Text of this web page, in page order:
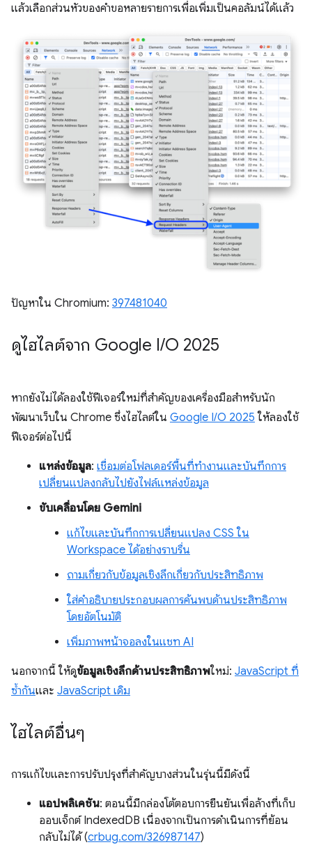
แล้วเลือกส่วนหัวของคำขอหลายรายการเพื่อเพิ่มเป็นคอลัมน์ได้แล้ว
ปัญหาใน Chromium: 397481040
ดูไฮไลต์จาก Google I/O 2025
หากยังไม่ได้ลองใช้ฟีเจอร์ใหม่ที่สำคัญของเครื่องมือสำหรับนัก
พัฒนาเว็บใน Chrome ซึ่งไฮไลต์ใน Google I/O 2025 ให้ลองใช้
ฟีเจอร์ต่อไปนี้
แหล่งข้อมูล: เชื่อมต่อโฟลเดอร์พื้นที่ทำงานและบันทึกการ
เปลี่ยนแปลงกลับไปยังไฟล์แหล่งข้อมูล
ขับเคลื่อนโดย Gemini
แก้ไขและบันทึกการเปลี่ยนแปลง CSS ใน
Workspace ได้อย่างราบรื่น
ถามเกี่ยวกับข้อมูลเชิงลึกเกี่ยวกับประสิทธิภาพ
ใส่คำอธิบายประกอบผลการค้นพบด้านประสิทธิภาพ
โดยอัตโนมัติ
เพิ่มภาพหน้าจอลงในแชท AI
นอกจากนี้ ให้ดูข้อมูลเชิงลึกด้านประสิทธิภาพใหม่: JavaScript ที่
ซ้ำกันและ JavaScript เดิม
ไฮไลต์อื่นๆ
การแก้ไขและการปรับปรุงที่สำคัญบางส่วนในรุ่นนี้มีดังนี้
แอปพลิเคชัน: ตอนนี้มีกล่องโต้ตอบการยืนยันเพื่อล้างที่เก็บ
ออบเจ็กต์ IndexedDB เนื่องจากเป็นการดำเนินการที่ย้อน
กลับไม่ได้ (crbug.com/326987147)